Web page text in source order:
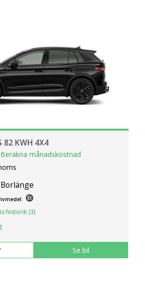
82 KWH 4X4
Beräkna månadskostnad
historik (3)
Se bil